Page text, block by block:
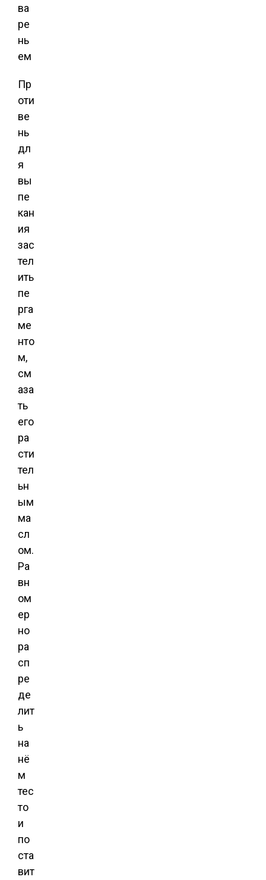
Пр
оти
ве
нь
дл
я
вы
пе
кан
ия
зас
тел
ить
пе
рга
ме
нто
м,
см
аза
ть
его
ра
сти
тел
ьн
ым
ма
сл
ом.
Ра
вн
ом
ер
но
ра
сп
ре
де
лит
ь
на
нё
м
тес
то
и
по
ста
вит